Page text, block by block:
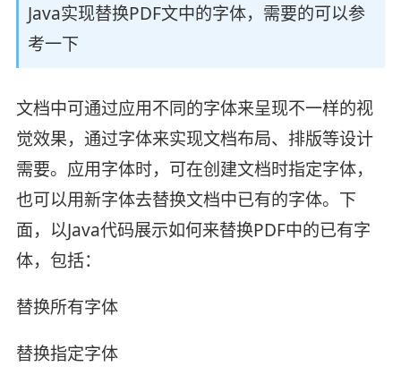
Java实现替换PDF文中的字体，需要的可以参
考一下
文档中可通过应用不同的字体来呈现不一样的视
觉效果，通过字体来实现文档布局、排版等设计
需要。应用字体时，可在创建文档时指定字体，
也可以用新字体去替换文档中已有的字体。下
面，以Java代码展示如何来替换PDF中的已有字
体，包括：
替换所有字体
替换指定字体